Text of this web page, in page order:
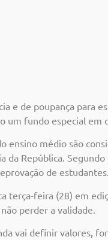
e de poupança para
um fundo especial
ensino médio são
República.
de estudantes.
terça-feira (28) em
perder a validade.
vai definir valores,